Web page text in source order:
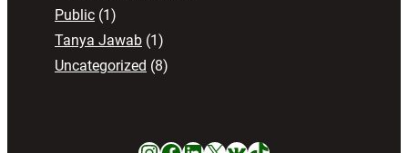
Public (1)
Tanya Jawab (1)
Uncategorized (8)